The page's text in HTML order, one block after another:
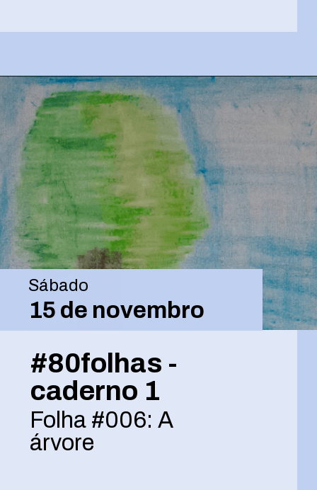
Opening https://josivandroavelar.com.br/luneta-sonora-216-a-volta-ao-traco-a-identidade-visual-como-expressao-de-reinicio/
#80folhas -
caderno 1
Folha #006: A
árvore
Sábado
15 de novembro